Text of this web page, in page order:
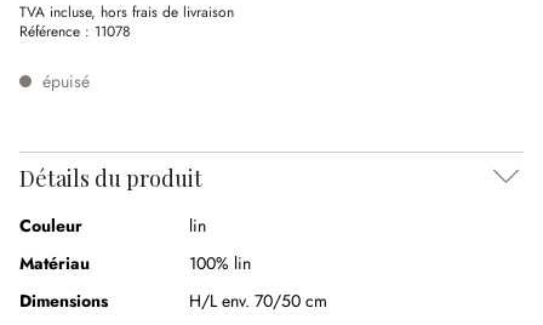
TVA incluse, hors frais de livraison
Référence : 11078
épuisé
Détails du produit
Couleur
lin
Matériau
100% lin
Dimensions
H/L env. 70/50 cm